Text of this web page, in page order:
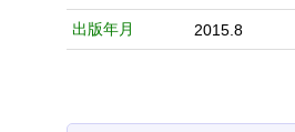
出版年月 2015.8